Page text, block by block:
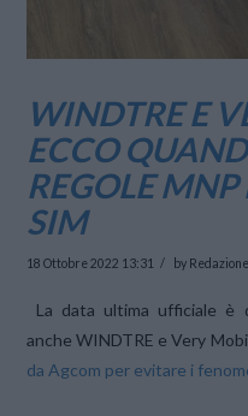
WINDTRE E
ECCO
REGOLE
SIM
18 Ottobre 2022 13:31 by Redazione
La data ultima ufficiale è
anche WINDTRE e Very
da Agcom per evitare i